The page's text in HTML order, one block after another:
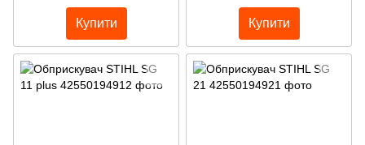
Купити Купити